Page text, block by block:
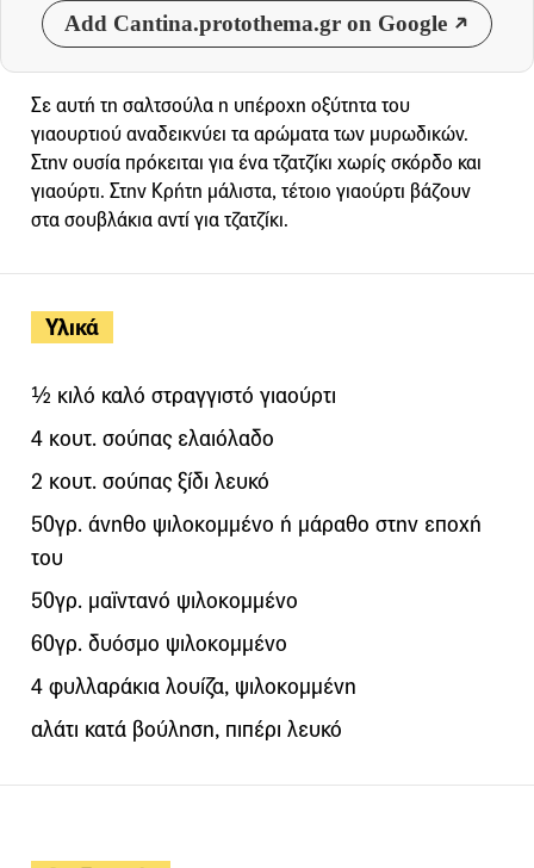
Add Cantina.protothema.gr on Google
Υλικά
½ κιλό καλό στραγγιστό γιαούρτι
4 κουτ. σούπας ελαιόλαδο
2 κουτ. σούπας ξίδι λευκό
50γρ. άνηθο ψιλοκομμένο ή μάραθο στην εποχή
του
50γρ. μαϊντανό ψιλοκομμένο
60γρ. δυόσμο ψιλοκομμένο
4 φυλλαράκια λουίζα, ψιλοκομμένη
αλάτι κατά βούληση, πιπέρι λευκό
Σε αυτή τη σαλτσούλα η υπέροχη οξύτητα του
γιαουρτιού αναδεικνύει τα αρώματα των μυρωδικών.
Στην ουσία πρόκειται για ένα τζατζίκι χωρίς σκόρδο και
γιαούρτι. Στην Κρήτη μάλιστα, τέτοιο γιαούρτι βάζουν
στα σουβλάκια αντί για τζατζίκι.